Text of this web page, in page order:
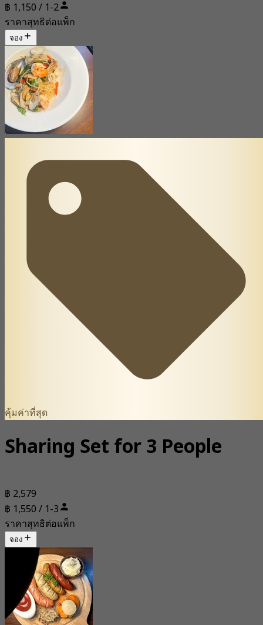
฿ 1,150 / 1-2
ราคาสุทธิต่อแพ็ก
จอง
คุ้มค่าที่สุด
Sharing Set for 3 People
฿ 2,579
฿ 1,550 / 1-3
ราคาสุทธิต่อแพ็ก
จอง